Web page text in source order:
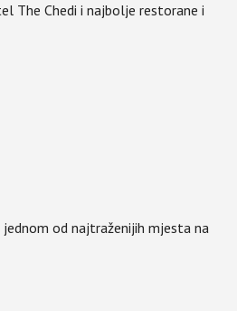
The Chedi i najbolje restorane i
od najtraženijih mjesta na